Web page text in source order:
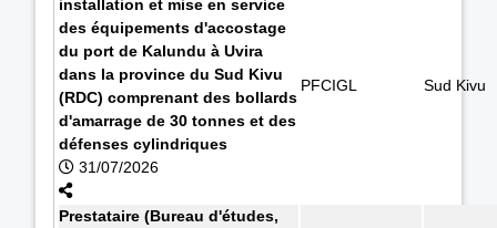
installation et mise en service
des équipements d'accostage
du port de Kalundu à Uvira
dans la province du Sud Kivu
(RDC) comprenant des bollards
d'amarrage de 30 tonnes et des
défenses cylindriques
31/07/2026
PFCIGL Sud Kivu
Prestataire (Bureau d'études,